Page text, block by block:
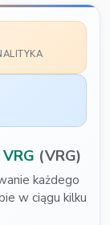
VRG (VRG)
każdego
w ciągu kilku